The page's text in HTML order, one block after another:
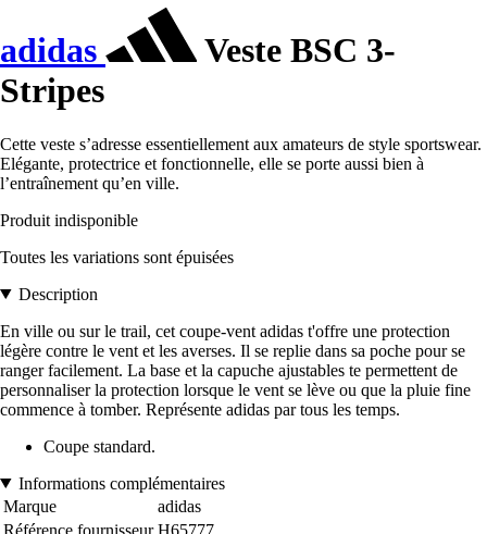
adidas
Veste BSC 3-
Stripes
Cette veste s’adresse essentiellement aux amateurs de style sportswear.
Elégante, protectrice et fonctionnelle, elle se porte aussi bien à
l’entraînement qu’en ville.
Produit indisponible
Toutes les variations sont épuisées
Description
En ville ou sur le trail, cet coupe-vent adidas t'offre une protection
légère contre le vent et les averses. Il se replie dans sa poche pour se
ranger facilement. La base et la capuche ajustables te permettent de
personnaliser la protection lorsque le vent se lève ou que la pluie fine
commence à tomber. Représente adidas par tous les temps.
Coupe standard.
Informations complémentaires
Marque
adidas
Référence fournisseur H65777